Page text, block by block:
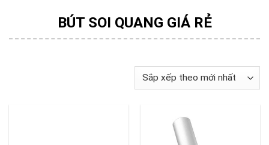
BÚT SOI QUANG GIÁ RẺ